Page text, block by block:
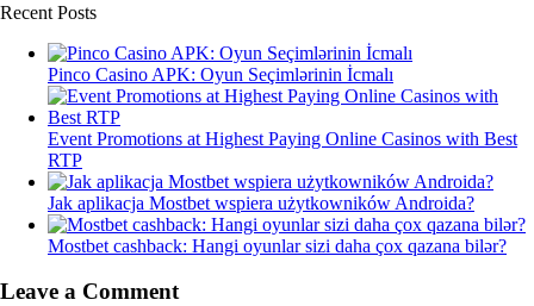
Recent Posts
Pinco Casino APK: Oyun Seçimlərinin İcmalı
Event Promotions at Highest Paying Online Casinos with Best
RTP
Jak aplikacja Mostbet wspiera użytkowników Androida?
Mostbet cashback: Hangi oyunlar sizi daha çox qazana bilər?
Leave a Comment